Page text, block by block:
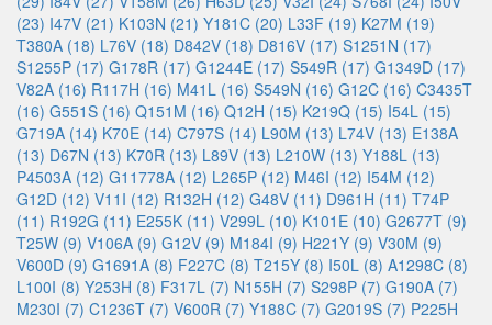
(23) I47V (21) K103N (21) Y181C (20) L33F (19) K27M (19)
T380A (18) L76V (18) D842V (18) D816V (17) S1251N (17)
S1255P (17) G178R (17) G1244E (17) S549R (17) G1349D (17)
V82A (16) R117H (16) M41L (16) S549N (16) G12C (16) C3435T
(16) G551S (16) Q151M (16) Q12H (15) K219Q (15) I54L (15)
G719A (14) K70E (14) C797S (14) L90M (13) L74V (13) E138A
(13) D67N (13) K70R (13) L89V (13) L210W (13) Y188L (13)
P4503A (12) G11778A (12) L265P (12) M46I (12) I54M (12)
G12D (12) V11I (12) R132H (12) G48V (11) D961H (11) T74P
(11) R192G (11) E255K (11) V299L (10) K101E (10) G2677T (9)
T25W (9) V106A (9) G12V (9) M184I (9) H221Y (9) V30M (9)
V600D (9) G1691A (8) F227C (8) T215Y (8) I50L (8) A1298C (8)
L100I (8) Y253H (8) F317L (7) N155H (7) S298P (7) G190A (7)
M230I (7) C1236T (7) V600R (7) Y188C (7) G2019S (7) P225H